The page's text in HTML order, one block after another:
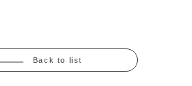
Back to list